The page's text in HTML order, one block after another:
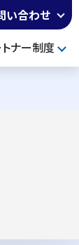
い合わせ
ナー制度